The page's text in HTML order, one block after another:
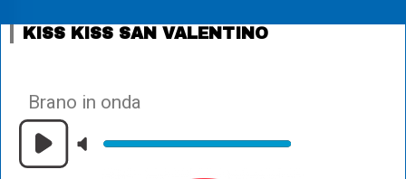
KISS KISS SAN VALENTINO
Brano in onda